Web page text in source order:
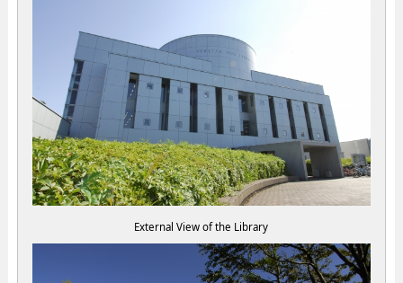
External View of the Library